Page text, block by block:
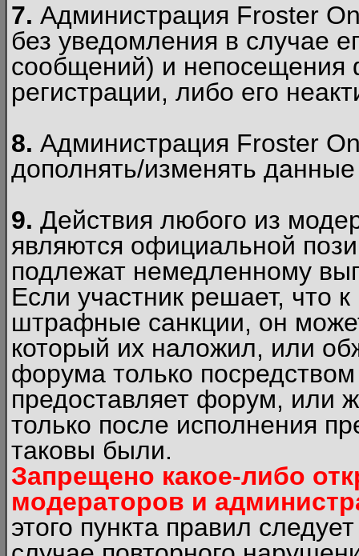
7. Администрация Froster
без уведомления в случае
сообщений) и непосещения
регистрации, либо его
8. Администрация Froster
дополнять/изменять
9. Действия любого из
являются официальной
подлежат немедленному
Если участник решает, что
штрафные санкции, он
который их наложил, или
форума только
предоставляет форум, или
только после исполнения
таковы были.
Запрещено какое-либо
модераторов и
этого пункта правил